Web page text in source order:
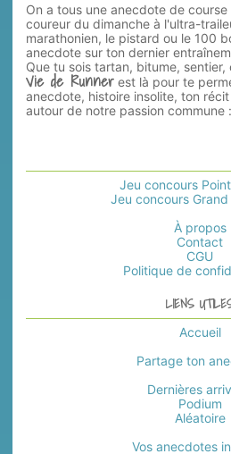
On a tous une anecdote de
coureur du dimanche à l'ultra-
marathonien, le pistard ou le 100
anecdote sur ton dernier
Que tu sois tartan, bitume, sentier,
Vie de Runner est là pour te
anecdote, histoire insolite, ton
autour de notre passion commune
Jeu concours
Jeu concours Grand
À propos
Contact
CGU
Politique de
LIENS
Accueil
Partage ton
Dernières
Podium
Aléatoire
Vos anecdotes